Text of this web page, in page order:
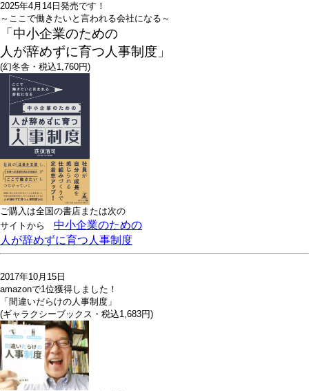
2025年4月14日発売です！
～ここで働きたいと言われる会社になる～
「中小企業のための
人が辞めずに育つ人事制度」
(幻冬舎・税込1,760円)
ご購入は全国の書店または次の
サイトから 中小企業のための
人が辞めずに育つ人事制度
2017年10月15日
amazonで1位獲得しました！
「間違いだらけの人事制度」
(ギャラクシーブックス・税込1,683円)